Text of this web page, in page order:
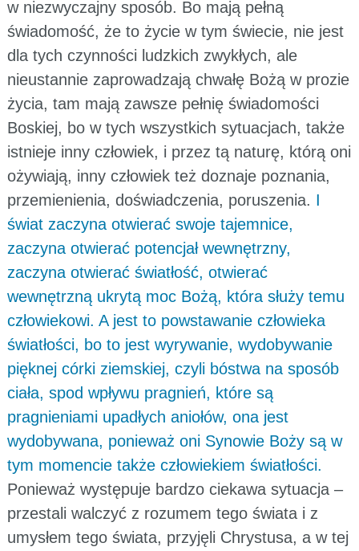
w niezwyczajny sposób. Bo mają pełną
świadomość, że to życie w tym świecie, nie jest
dla tych czynności ludzkich zwykłych, ale
nieustannie zaprowadzają chwałę Bożą w prozie
życia, tam mają zawsze pełnię świadomości
Boskiej, bo w tych wszystkich sytuacjach, także
istnieje inny człowiek, i przez tą naturę, którą oni
ożywiają, inny człowiek też doznaje poznania,
przemienienia, doświadczenia, poruszenia. I
świat zaczyna otwierać swoje tajemnice,
zaczyna otwierać potencjał wewnętrzny,
zaczyna otwierać światłość, otwierać
wewnętrzną ukrytą moc Bożą, która służy temu
człowiekowi. A jest to powstawanie człowieka
światłości, bo to jest wyrywanie, wydobywanie
pięknej córki ziemskiej, czyli bóstwa na sposób
ciała, spod wpływu pragnień, które są
pragnieniami upadłych aniołów, ona jest
wydobywana, ponieważ oni Synowie Boży są w
tym momencie także człowiekiem światłości.
Ponieważ występuje bardzo ciekawa sytuacja –
przestali walczyć z rozumem tego świata i z
umysłem tego świata, przyjęli Chrystusa, a w tej